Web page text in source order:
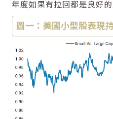
年度如果有拉回都是良好的
圖一：美國小型股表現